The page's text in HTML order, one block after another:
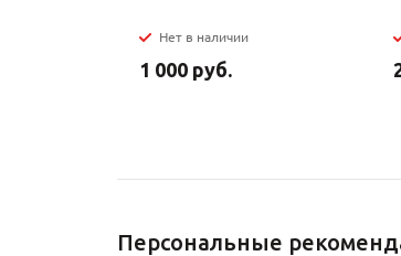
Нет в наличии
1 000 руб.
Персональные